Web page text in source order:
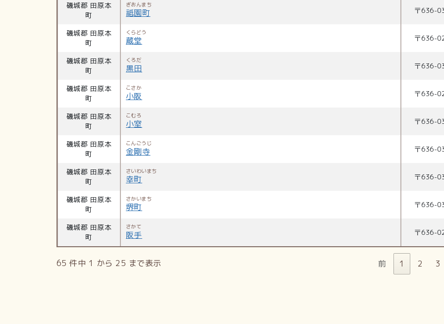
磯城郡 田原本
町
ぎおんまち
祗園町 〒636-
磯城郡 田原本
町
くらどう
蔵堂 〒636-
磯城郡 田原本
町
くろだ
黒田 〒636-
磯城郡 田原本
町
こさか
小阪 〒636-
磯城郡 田原本
町
こむろ
小室 〒636-
磯城郡 田原本
町
こんごうじ
金剛寺 〒636-
磯城郡 田原本
町
さいわいまち
幸町 〒636-
磯城郡 田原本
町
さかいまち
堺町 〒636-
磯城郡 田原本
町
さかて
阪手 〒636-
65 件中 1 から 25 まで表示 前 1 2 3